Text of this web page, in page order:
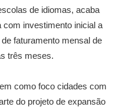
de idiomas, acaba
investimento inicial a
faturamento mensal de
três meses.
como foco cidades com
do projeto de expansão